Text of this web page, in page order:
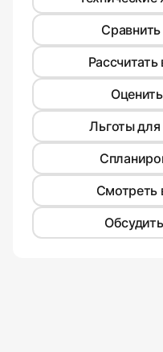
Льготы
Смотреть